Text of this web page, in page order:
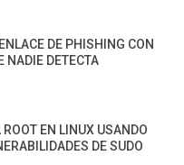
DE PHISHING CON
NADIE DETECTA
EN LINUX USANDO
DE SUDO